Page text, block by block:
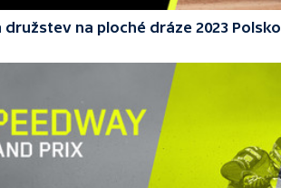
na ploché dráze 2023 Polsko